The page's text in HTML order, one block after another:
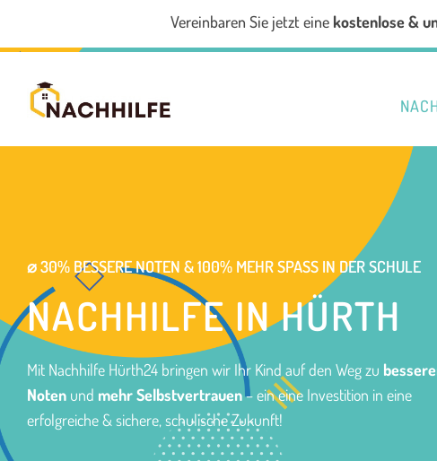
Vereinbaren Sie jetzt eine kostenlose &
⌀ 30% BESSERE NOTEN & 100% MEHR SPASS IN DER SCHULE
NACHHILFE IN HÜRTH
Mit Nachhilfe Hürth24 bringen wir Ihr Kind auf den Weg zu
Noten und mehr Selbstvertrauen– ein eine Investition in eine
erfolgreiche & sichere, schulische Zukunft!